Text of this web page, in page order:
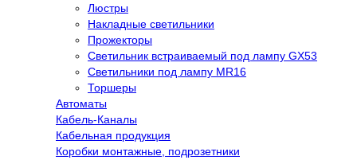
Люстры
Накладные светильники
Прожекторы
Светильник встраиваемый под лампу GX53
Светильники под лампу MR16
Торшеры
Автоматы
Кабель-Каналы
Кабельная продукция
Коробки монтажные, подрозетники